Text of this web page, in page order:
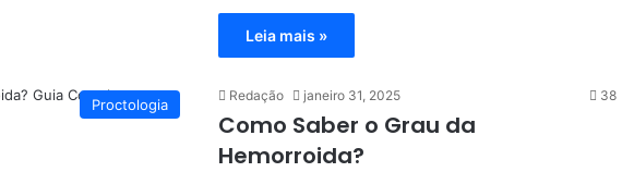
Leia mais »
Proctologia
Redação janeiro 31, 2025 38
Como Saber o Grau da
Hemorroida?